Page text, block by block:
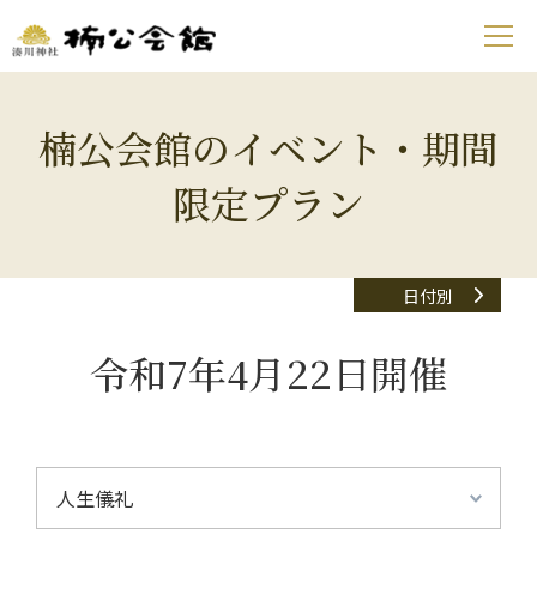
楠公会館のイベント・期間
限定プラン
日付別
令和7年4月22日開催